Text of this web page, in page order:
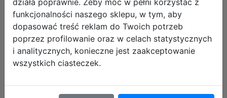
działa poprawnie. Żeby móc w pełni korzystać z
funkcjonalności naszego sklepu, w tym, aby
dopasować treść reklam do Twoich potrzeb
poprzez profilowanie oraz w celach statystycznych
i analitycznych, konieczne jest zaakceptowanie
wszystkich ciasteczek.